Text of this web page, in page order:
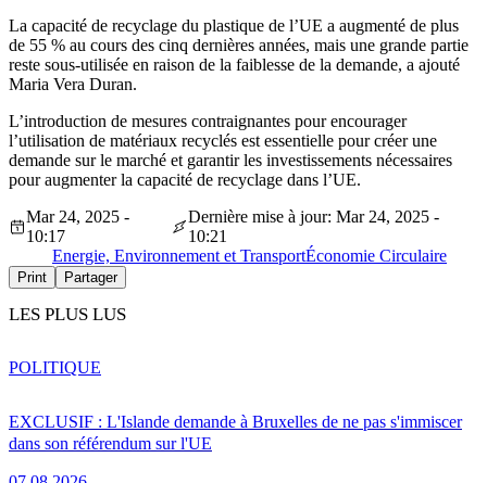
La capacité de recyclage du plastique de l’UE a augmenté de plus
de 55 % au cours des cinq dernières années, mais une grande partie
reste sous-utilisée en raison de la faiblesse de la demande, a ajouté
Maria Vera Duran.
L’introduction de mesures contraignantes pour encourager
l’utilisation de matériaux recyclés est essentielle pour créer une
demande sur le marché et garantir les investissements nécessaires
pour augmenter la capacité de recyclage dans l’UE.
Mar 24, 2025 -
10:17
Dernière mise à jour: Mar 24, 2025 -
10:21
Energie, Environnement et TransportÉconomie Circulaire
Print Partager
LES PLUS LUS
EXCLUSIF : L'Islande demande à Bruxelles de ne pas s'immiscer
dans son référendum sur l'UE
POLITIQUE